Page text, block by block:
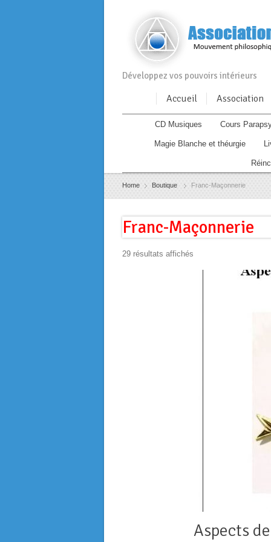
Développez vos pouvoirs intérieurs
Accueil Association
CD Musiques Cours
Magie Blanche et théurgie
Home Boutique Franc-Maçonnerie
Franc-Maçonnerie
29 résultats affichés
Aspects